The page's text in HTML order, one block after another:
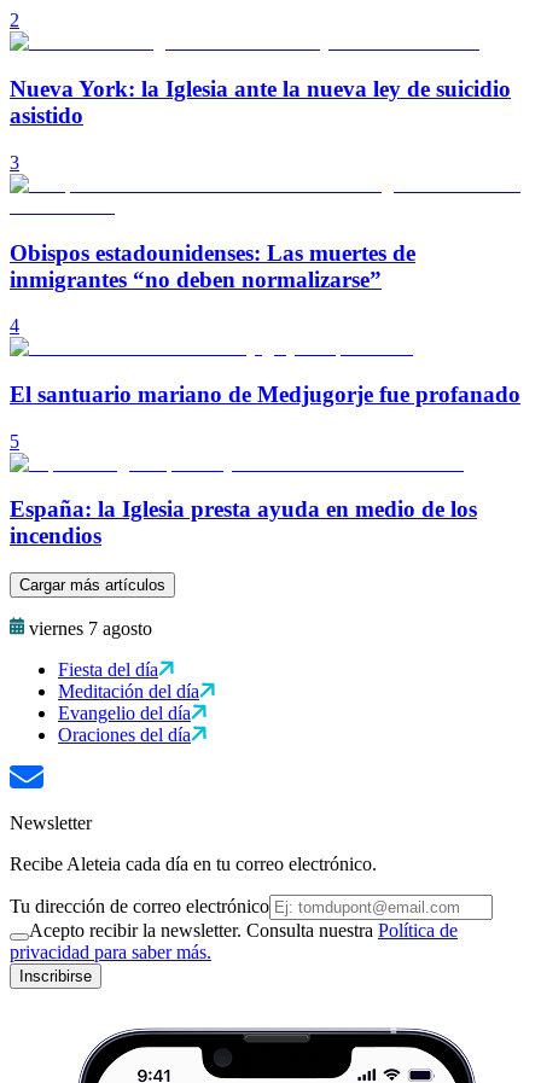
2
Nueva York: la Iglesia ante la nueva ley de suicidio
asistido
3
Obispos estadounidenses: Las muertes de
inmigrantes “no deben normalizarse”
4
El santuario mariano de Medjugorje fue profanado
5
España: la Iglesia presta ayuda en medio de los
incendios
Cargar más artículos
viernes 7 agosto
Fiesta del día
Meditación del día
Evangelio del día
Oraciones del día
Newsletter
Recibe Aleteia cada día en tu correo electrónico.
Tu dirección de correo electrónico
Acepto recibir la newsletter. Consulta nuestra Política de
privacidad para saber más.
Inscribirse